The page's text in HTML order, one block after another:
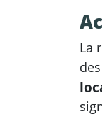
La
des